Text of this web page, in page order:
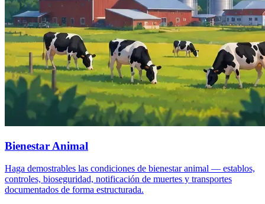
Bienestar Animal
Haga demostrables las condiciones de bienestar animal — establos,
controles, bioseguridad, notificación de muertes y transportes
documentados de forma estructurada.